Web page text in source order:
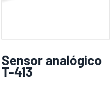
Sensor analógico
T-413